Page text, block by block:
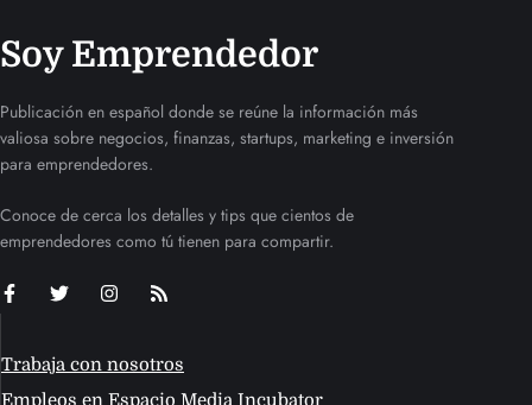
Soy Emprendedor
Publicación en español donde se reúne la información más
valiosa sobre negocios, finanzas, startups, marketing e inversión
para emprendedores.
Conoce de cerca los detalles y tips que cientos de
emprendedores como tú tienen para compartir.
Trabaja con nosotros
Empleos en Espacio Media Incubator